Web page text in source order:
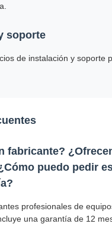
soporte
de instalación y soporte
fabricante?
puedo pedir
profesionales de
una garantía de 12